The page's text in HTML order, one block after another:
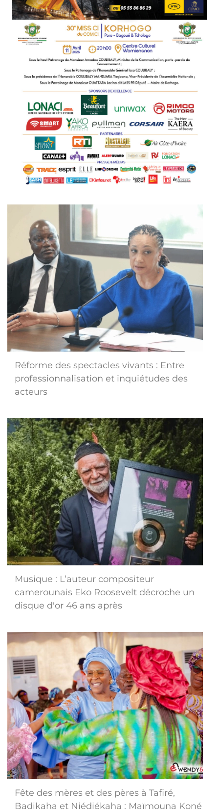
Réforme des spectacles vivants : Entre
professionnalisation et inquiétudes des
acteurs
Musique : L’auteur compositeur
camerounais Eko Roosevelt décroche un
disque d'or 46 ans après
Fête des mères et des pères à Tafiré,
Badikaha et Niédiékaha : Maïmouna Koné